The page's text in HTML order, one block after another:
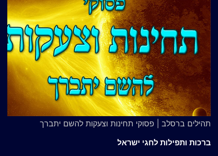
תהילים ברסלב | פסוקי תחינות וצעקות להשם יתברך
ברכות ותפילות לחגי ישראל